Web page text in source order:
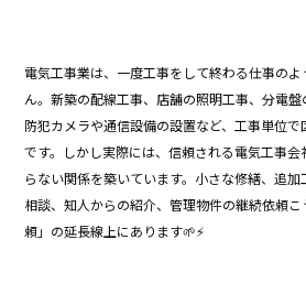
電気工事業は、一度工事をして終わる仕事の
ん。新築の配線工事、店舗の照明工事、分電盤
防犯カメラや通信設備の設置など、工事単位
です。しかし実際には、信頼される電気工事
らない関係を築いています。小さな修繕、追
相談、知人からの紹介、管理物件の継続依頼――
頼」の延長線上にあります🌱⚡